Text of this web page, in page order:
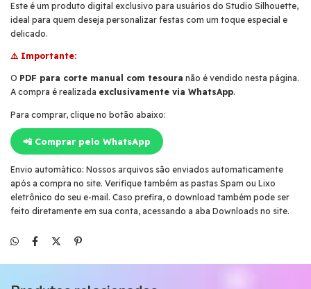
Este é um produto digital exclusivo para usuários do Studio Silhouette,
ideal para quem deseja personalizar festas com um toque especial e
delicado.
⚠️ Importante:
O PDF para corte manual com tesoura não é vendido nesta página.
A compra é realizada exclusivamente via WhatsApp.
Para comprar, clique no botão abaixo:
📲 Comprar pelo WhatsApp
Envio automático: Nossos arquivos são enviados automaticamente
após a compra no site. Verifique também as pastas Spam ou Lixo
eletrônico do seu e-mail. Caso prefira, o download também pode ser
feito diretamente em sua conta, acessando a aba Downloads no site.